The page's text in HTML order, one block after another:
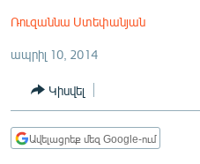
ՏՆՏԵՍՈՒԹՅՈՒՆ
ՂԱՐԱԲԱՂ
Ռուզաննա Ստեփանյան
ապրիլ 10, 2014
Կիսվել
Ավելացրեք մեզ Google-ում